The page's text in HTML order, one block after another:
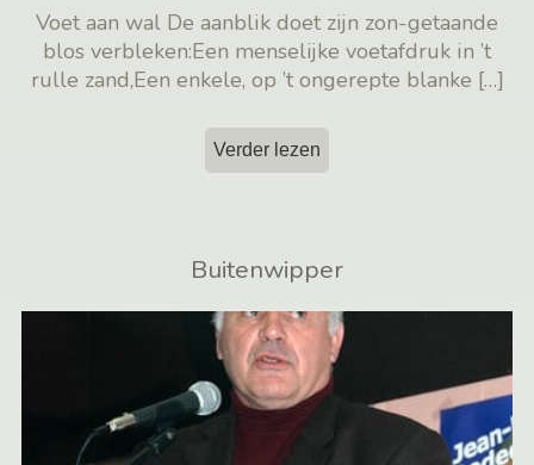
Voet aan wal De aanblik doet zijn zon-getaande
blos verbleken:Een menselijke voetafdruk in ’t
rulle zand,Een enkele, op ’t ongerepte blanke […]
Verder lezen
Buitenwipper